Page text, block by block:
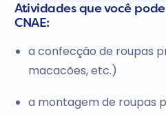
Atividades que você
CNAE:
a confecção de roupas
macacões, etc.)
a montagem de roupas